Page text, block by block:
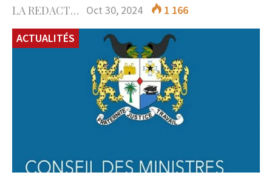
LA REDACTION Oct 30, 2024
1 166
ACTUALITÉS